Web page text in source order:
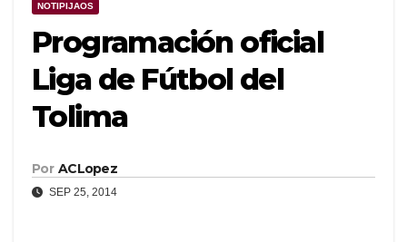
NOTIPIJAOS
Programación oficial
Liga de Fútbol del
Tolima
Por ACLopez
SEP 25, 2014